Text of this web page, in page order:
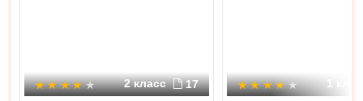
2 класс 17 1